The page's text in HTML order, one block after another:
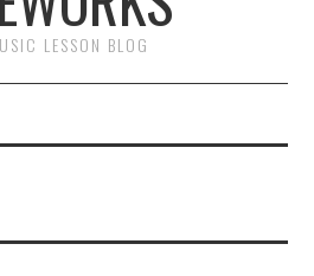
LESSON BLOG